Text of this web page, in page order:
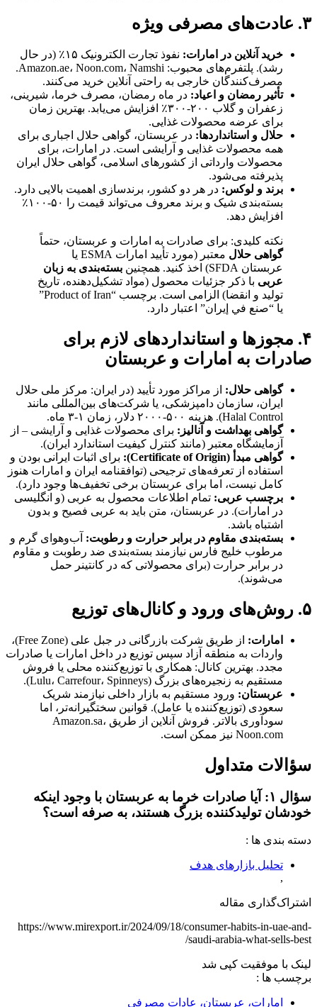
۳. عادت‌های مصرفی ویژه
خرید آنلاین در امارات:
نفوذ تجارت الکترونیک ۱۵٪ (در حال
رشد). پلتفرم‌های محبوب: Amazon.ae، Noon.com، Namshi.
مصرف‌کنندگان خارجی به راحتی آنلاین خرید می‌کنند.
تأثیر رمضان و اعیاد: در ماه رمضان، مصرف خرما، شیرینی،
زعفران و گلاب ۲۰۰-۳۰۰٪ افزایش می‌یابد. بهترین زمان
برای عرضه محصولات غذایی.
حلال و استانداردها: در عربستان، گواهی حلال اجباری برای
همه محصولات غذایی و آرایشی است. در امارات، برای
محصولات وارداتی از کشورهای اسلامی، گواهی حلال ایران
پذیرفته می‌شود.
برند و لوکس: در هر دو کشور، برندسازی اهمیت بالایی دارد.
بسته‌بندی شیک و برند معروف می‌تواند قیمت را ۵۰-۱۰۰٪
افزایش دهد.
نکته کلیدی: برای صادرات به امارات و عربستان، حتماً
گواهی حلال
معتبر (مورد تأیید امارات ESMA یا
عربستان SFDA) اخذ کنید. همچنین
بسته‌بندی به زبان
عربی با ذکر جزئیات محصول (مواد تشکیل‌دهنده، تاریخ
تولید و انقضا) الزامی است. برچسب “Product of Iran”
یا “صنع في إيران” اعتبار دارد.
۴. مجوزها و استانداردهای لازم برای
صادرات به امارات و عربستان
گواهی حلال: از مراکز مورد تأیید (در ایران: مرکز ملی حلال
ایران، سازمان دامپزشکی، یا شرکت‌های بین‌المللی مانند
Halal Control). هزینه ۵۰۰-۲۰۰۰ دلار، زمان ۱-۳ ماه.
گواهی بهداشت و آنالیز: برای محصولات غذایی و آرایشی – از
آزمایشگاه معتبر (مانند کنترل کیفیت استاندارد ایران).
گواهی مبدأ (Certificate of Origin):
برای اثبات ایرانی بودن و
استفاده از تعرفه‌های ترجیحی (توافقنامه ایران و امارات هنوز
کامل نیست، اما برای عربستان برخی تخفیف‌ها وجود دارد).
برچسب عربی: تمام اطلاعات محصول به عربی (و انگلیسی
در امارات). در عربستان، متن باید به عربی فصیح و بدون
اشتباه باشد.
بسته‌بندی مقاوم در برابر حرارت و رطوبت: آب‌وهوای گرم و
مرطوب خلیج فارس نیازمند بسته‌بندی ضد رطوبت و مقاوم
در برابر حرارت (برای محصولاتی که در کانتینر حمل
می‌شوند).
۵. روش‌های ورود و کانال‌های توزیع
امارات:
از طریق شرکت بازرگانی در جبل علی (Free Zone)،
واردات به منطقه آزاد سپس توزیع در داخل امارات یا صادرات
مجدد. بهترین کانال: همکاری با توزیع‌کننده محلی یا فروش
مستقیم به زنجیره‌های بزرگ (Lulu، Carrefour، Spinneys).
عربستان: ورود مستقیم به بازار داخلی نیازمند شریک
سعودی (توزیع‌کننده یا عامل). قوانین سختگیرانه‌تر، اما
سودآوری بالاتر. فروش آنلاین از طریق Amazon.sa،
Noon.com نیز ممکن است.
سؤالات متداول
سؤال ۱: آیا صادرات خرما به عربستان با وجود اینکه
خودشان تولیدکننده بزرگ هستند، به صرفه است؟
دسته‌ بندی‌ ها :
تحلیل بازارهای هدف
,
اشتراک‌گذاری مقاله
https://www.mirexport.ir/2024/09/18/consumer-habits-in-uae-and-
saudi-arabia-what-sells-best/
لینک با موفقیت کپی شد
برچسب‌ ها :
امارات، عربستان، عادات مصرفی